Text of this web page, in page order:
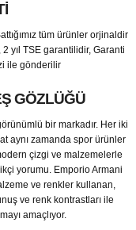
tüm ürünler orjinaldir
yıl TSE garantilidir, Garanti
ile gönderilir
GÖZLÜĞÜ
bir markadır. Her iki
aynı zamanda spor ürünler
çizgi ve malzemelerle
yorumu. Emporio Armani
ve renkler kullanan,
ve renk kontrastları ile
amaçlıyor.